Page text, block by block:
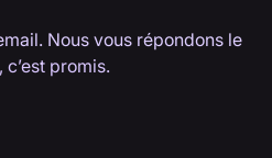
Nous vous répondons le
promis.